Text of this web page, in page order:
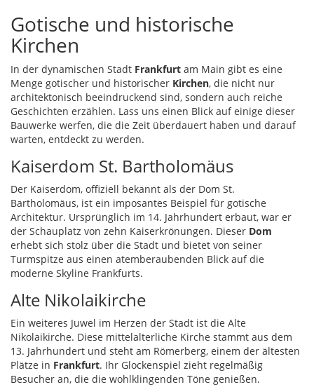
Gotische und historische
Kirchen
In der dynamischen Stadt Frankfurt am Main gibt es eine
Menge gotischer und historischer Kirchen, die nicht nur
architektonisch beeindruckend sind, sondern auch reiche
Geschichten erzählen. Lass uns einen Blick auf einige dieser
Bauwerke werfen, die die Zeit überdauert haben und darauf
warten, entdeckt zu werden.
Kaiserdom St. Bartholomäus
Der Kaiserdom, offiziell bekannt als der Dom St.
Bartholomäus, ist ein imposantes Beispiel für gotische
Architektur. Ursprünglich im 14. Jahrhundert erbaut, war er
der Schauplatz von zehn Kaiserkrönungen. Dieser Dom
erhebt sich stolz über die Stadt und bietet von seiner
Turmspitze aus einen atemberaubenden Blick auf die
moderne Skyline Frankfurts.
Alte Nikolaikirche
Ein weiteres Juwel im Herzen der Stadt ist die Alte
Nikolaikirche. Diese mittelalterliche Kirche stammt aus dem
13. Jahrhundert und steht am Römerberg, einem der ältesten
Plätze in Frankfurt. Ihr Glockenspiel zieht regelmäßig
Besucher an, die die wohlklingenden Töne genießen.